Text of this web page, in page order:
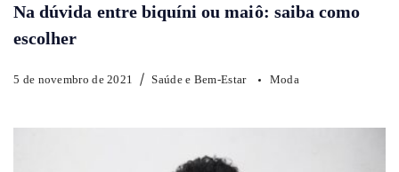
Na dúvida entre biquíni ou maiô: saiba como
escolher
5 de novembro de 2021 Saúde e Bem-Estar Moda